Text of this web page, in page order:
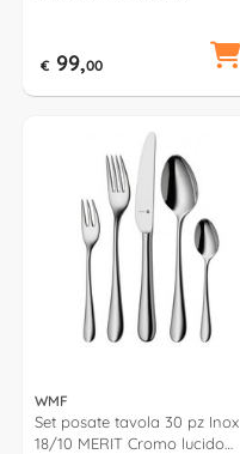
€ 99,00
WMF
Set posate tavola 30 pz Inox
18/10 MERIT Cromo lucido